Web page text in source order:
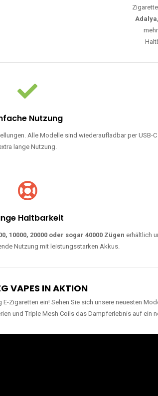
Adalya,
Nutzung
Alle Modelle sind wiederaufladbar per USB-
lange Nutzung.
Haltbarkeit
10000, 20000 oder sogar 40000 Zügen erhältlich
Nutzung mit leistungsstarken Akkus.
VAPES IN AKTION
Zigaretten ein! Sehen Sie sich unsere neuesten
und Triple Mesh Coils das Dampferlebnis auf ein